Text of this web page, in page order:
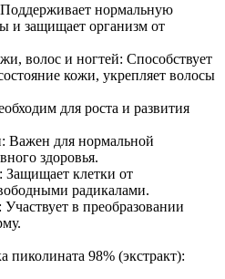
нормальную
защищает организм от
волос и ногтей: Способствует
кожи, укрепляет волосы
для роста и развития
Важен для нормальной
здоровья.
клетки от
радикалами.
в преобразовании
98% (экстракт):